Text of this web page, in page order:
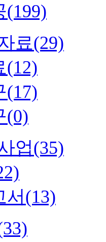
(199)
료(29)
(12)
(17)
(0)
업(35)
서 (13)